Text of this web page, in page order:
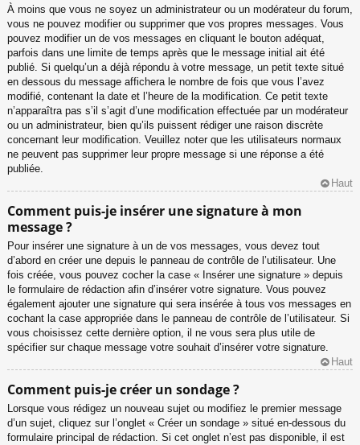
À moins que vous ne soyez un administrateur ou un modérateur du forum,
vous ne pouvez modifier ou supprimer que vos propres messages. Vous
pouvez modifier un de vos messages en cliquant le bouton adéquat,
parfois dans une limite de temps après que le message initial ait été
publié. Si quelqu’un a déjà répondu à votre message, un petit texte situé
en dessous du message affichera le nombre de fois que vous l’avez
modifié, contenant la date et l’heure de la modification. Ce petit texte
n’apparaîtra pas s’il s’agit d’une modification effectuée par un modérateur
ou un administrateur, bien qu’ils puissent rédiger une raison discrète
concernant leur modification. Veuillez noter que les utilisateurs normaux
ne peuvent pas supprimer leur propre message si une réponse a été
publiée.
Haut
Comment puis-je insérer une signature à mon
message ?
Pour insérer une signature à un de vos messages, vous devez tout
d’abord en créer une depuis le panneau de contrôle de l’utilisateur. Une
fois créée, vous pouvez cocher la case « Insérer une signature » depuis
le formulaire de rédaction afin d’insérer votre signature. Vous pouvez
également ajouter une signature qui sera insérée à tous vos messages en
cochant la case appropriée dans le panneau de contrôle de l’utilisateur. Si
vous choisissez cette dernière option, il ne vous sera plus utile de
spécifier sur chaque message votre souhait d’insérer votre signature.
Haut
Comment puis-je créer un sondage ?
Lorsque vous rédigez un nouveau sujet ou modifiez le premier message
d’un sujet, cliquez sur l’onglet « Créer un sondage » situé en-dessous du
formulaire principal de rédaction. Si cet onglet n’est pas disponible, il est